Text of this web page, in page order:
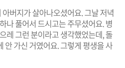
버지가 살아나오셨어요. 그날 저녁
나 풀어서 드시고는 주무셨어요. 병
레 그런 분이라고 생각했었는데, 돌
안 가신 거였어요. 그렇게 평생을 사